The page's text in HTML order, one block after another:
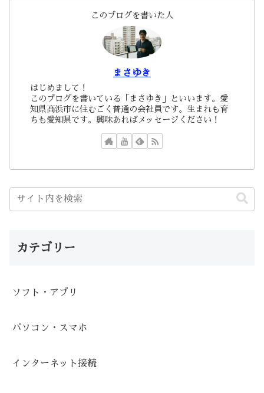
このブログを書いた人
まさゆき
はじめまして！
このブログを書いている「まさゆき」といいます。愛
知県高浜市に住むごく普通の会社員です。生まれも育
ちも愛知県です。興味あればメッセージください！
カテゴリー
ソフト・アプリ
パソコン・スマホ
インターネット接続